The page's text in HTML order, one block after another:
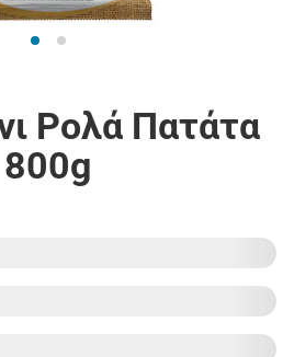
Ρολά Πατάτα
800g